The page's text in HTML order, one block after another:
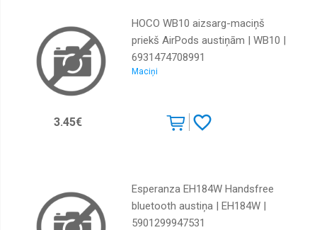
HOCO WB10 aizsarg-maciņš
priekš AirPods austiņām | WB10 |
6931474708991
Maciņi
3.45€
Esperanza EH184W Handsfree
bluetooth austiņa | EH184W |
5901299947531